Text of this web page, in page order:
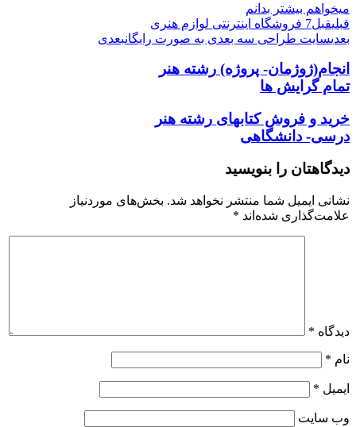
میخواهم بیشتر بدانم
قبلیقبل7 فروشگاه اینترنتی لوازم هنری
بعدیسایت طراحی سه بعدی به صورت رایگانبعدی
انجام(ژوژمان- پروژه) رشته هنر
تمام گرایش ها
خرید و فروش کتابهای رشته هنر
درسی- دانشگاهی
دیدگاهتان را بنویسید
نشانی ایمیل شما منتشر نخواهد شد. بخش‌های موردنیاز
علامت‌گذاری شده‌اند *
دیدگاه *
نام *
ایمیل *
وب‌ سایت